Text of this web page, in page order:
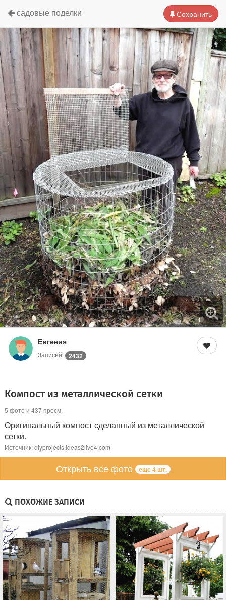
Сохранить
садовые поделки
Евгения
Записей: 2432
Компост из металлической сетки
5 фото и 437 просм.
Оригинальный компост сделанный из металлической
сетки.
Источник: diyprojects.ideas2live4.com
Открыть все фото еще 4 шт.
ПОХОЖИЕ ЗАПИСИ